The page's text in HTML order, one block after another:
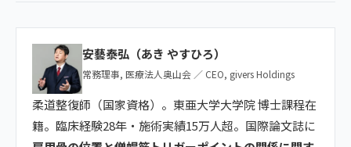
安藝泰弘（あき やすひろ）
常務理事, 医療法人奥山会 ／ CEO, givers Holdings
柔道整復師（国家資格）。東亜大学大学院 博士課程在
籍。臨床経験28年・施術実績15万人超。国際論文誌に